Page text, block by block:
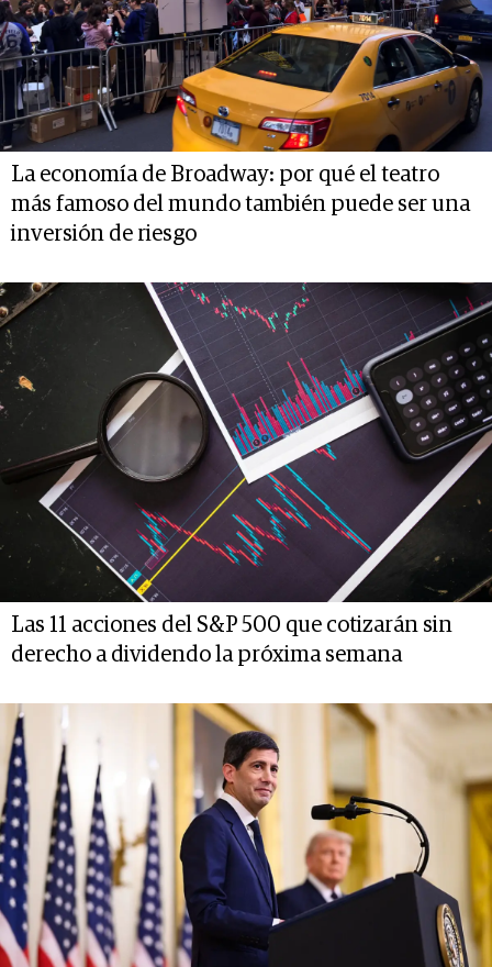
La economía de Broadway: por qué el teatro
más famoso del mundo también puede ser una
inversión de riesgo
Las 11 acciones del S&P 500 que cotizarán sin
derecho a dividendo la próxima semana